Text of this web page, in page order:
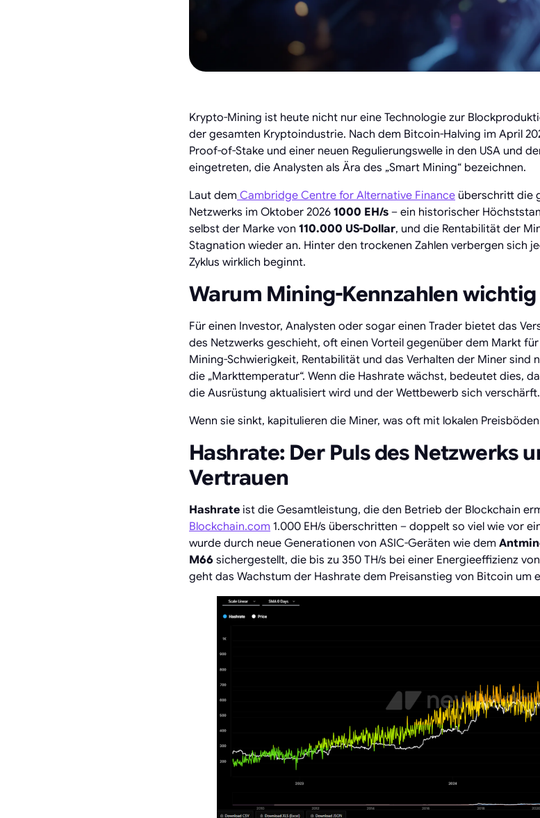
Krypto-Mining ist heute nicht nur eine Technologie zur
der gesamten Kryptoindustrie. Nach dem Bitcoin-Halving im April
Proof-of-Stake und einer neuen Regulierungswelle in den USA und
eingetreten, die Analysten als Ära des „Smart Mining“ bezeichnen.
Laut dem Cambridge Centre for Alternative Finance überschritt die
Netzwerks im Oktober 2026 1000 EH/s – ein historischer
selbst der Marke von 110.000 US-Dollar, und die Rentabilität der
Stagnation wieder an. Hinter den trockenen Zahlen verbergen sich
Zyklus wirklich beginnt.
Warum Mining-Kennzahlen
Für einen Investor, Analysten oder sogar einen Trader bietet das
des Netzwerks geschieht, oft einen Vorteil gegenüber dem Markt
Mining-Schwierigkeit, Rentabilität und das Verhalten der Miner sind
die „Markttemperatur“. Wenn die Hashrate wächst, bedeutet dies,
die Ausrüstung aktualisiert wird und der Wettbewerb sich verschärft.
Wenn sie sinkt, kapitulieren die Miner, was oft mit lokalen
Hashrate: Der Puls des Netzwerks
Vertrauen
Hashrate ist die Gesamtleistung, die den Betrieb der Blockchain
Blockchain.com 1.000 EH/s überschritten – doppelt so viel wie vor
wurde durch neue Generationen von ASIC-Geräten wie dem
M66 sichergestellt, die bis zu 350 TH/s bei einer Energieeffizienz
geht das Wachstum der Hashrate dem Preisanstieg von Bitcoin um